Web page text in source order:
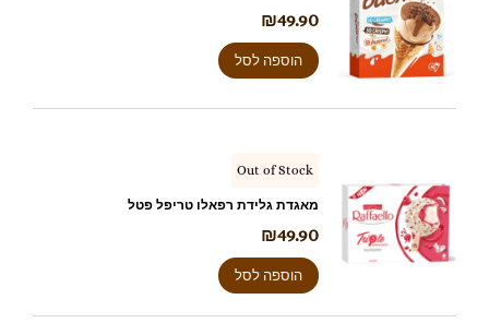
₪49.90
הוספה לסל
Out of Stock
מאגדת גלידת רפאלו טריפל פטל
₪49.90
הוספה לסל